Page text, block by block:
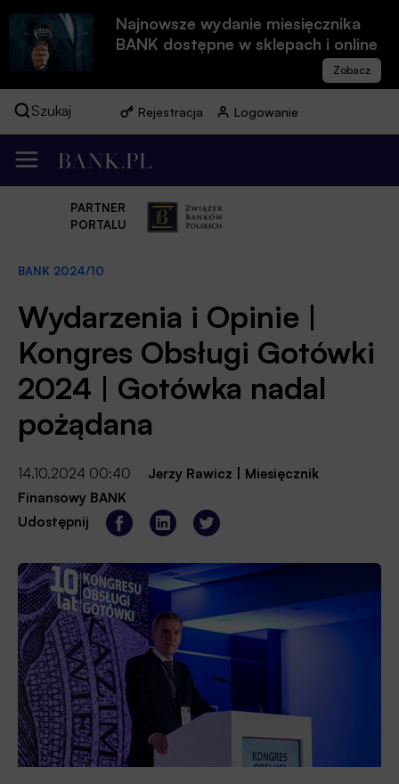
Najnowsze wydanie miesięcznika
BANK dostępne w sklepach i online
Szukaj Rejestracja Logowanie
PARTNER
PORTALU
BANK 2024/10
Wydarzenia i Opinie |
Kongres Obsługi Gotówki
2024 | Gotówka nadal
pożądana
14.10.2024 00:40 Jerzy Rawicz
Miesięcznik
Finansowy BANK
Udostępnij